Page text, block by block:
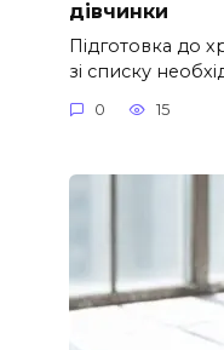
дівчинки
Підготовка до
зі списку
0 15